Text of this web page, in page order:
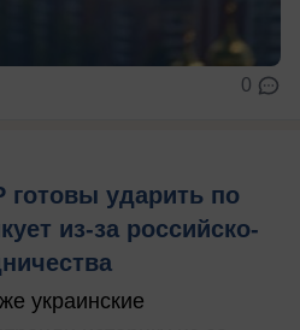
0
готовы ударить по
из-за российско-
украинские